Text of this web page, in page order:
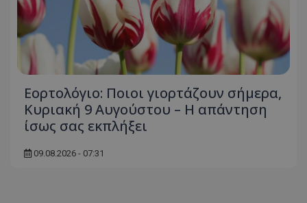
Εορτολόγιο: Ποιοι γιορτάζουν σήμερα,
Κυριακή 9 Αυγούστου – Η απάντηση
ίσως σας εκπλήξει
09.08.2026 - 07:31
ASP.NET_SessionId
Microsoft Corporation